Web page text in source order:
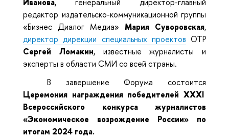
редактор издательско-коммуникационной группы
«Бизнес Диалог Медиа» Мария Суворовская,
директор дирекции специальных проектов ОТР
Сергей Ломакин, известные журналисты и
эксперты в области СМИ со всей страны.
В завершение Форума состоится
Церемония награждения победителей XXXI
Всероссийского конкурса журналистов
«Экономическое возрождение России» по
итогам 2024 года.